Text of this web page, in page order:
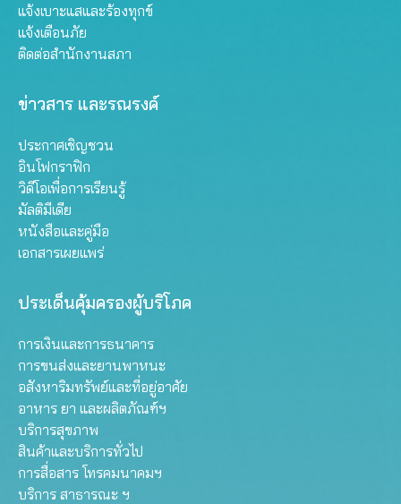
แจ้งเบาะแสและร้องทุกข์
แจ้งเตือนภัย
ติดต่อสำนักงานสภา
ข่าวสาร และรณรงค์
ประกาศเชิญชวน
อินโฟกราฟิก
วิดีโอเพื่อการเรียนรู้
มัลติมีเดีย
หนังสือและคู่มือ
เอกสารเผยแพร่
ประเด็นคุ้มครองผู้บริโภค
การเงินและการธนาคาร
การขนส่งและยานพาหนะ
อสังหาริมทรัพย์และที่อยู่อาศัย
อาหาร ยา และผลิตภัณฑ์ฯ
บริการสุขภาพ
สินค้าและบริการทั่วไป
การสื่อสาร โทรคมนาคมฯ
บริการ สาธารณะ ฯ